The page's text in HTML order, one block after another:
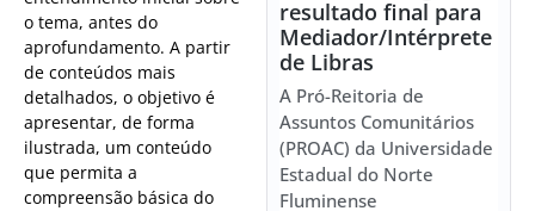
o tema, antes do
aprofundamento. A partir
de conteúdos mais
detalhados, o objetivo é
apresentar, de forma
ilustrada, um conteúdo
que permita a
compreensão básica do
resultado final para
Mediador/Intérprete
de Libras
A Pró-Reitoria de
Assuntos Comunitários
(PROAC) da Universidade
Estadual do Norte
Fluminense